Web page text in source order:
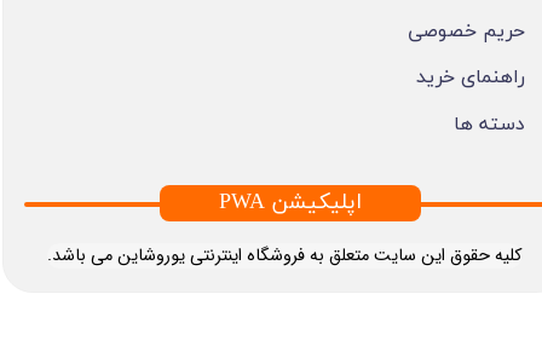
​کلیه حقوق این سایت متعلق به فروشگاه اینترنتی یوروشاین می باشد.
حریم خصوصی
راهنمای خرید
دسته ها
PWA اپلیکیشن